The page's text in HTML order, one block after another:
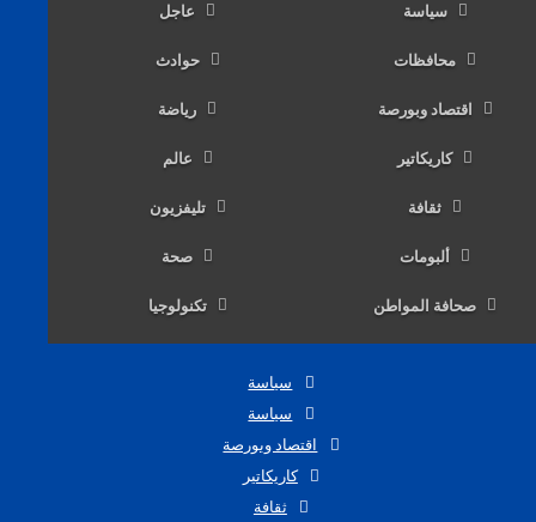
سياسة
محافظات
اقتصاد وبورصة
كاريكاتير
ثقافة
ألبومات
صحافة المواطن
عاجل
حوادث
رياضة
عالم
تليفزيون
صحة
تكنولوجيا
سياسة
سياسة
اقتصاد وبورصة
كاريكاتير
ثقافة